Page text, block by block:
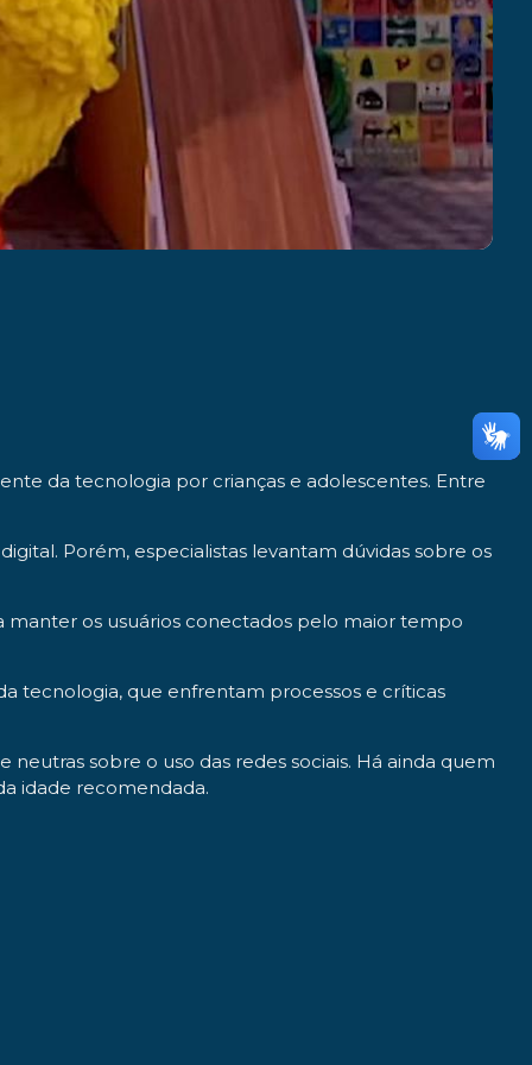
da tecnologia por crianças e adolescentes. Entre
Porém, especialistas levantam dúvidas sobre os
manter os usuários conectados pelo maior tempo
tecnologia, que enfrentam processos e críticas
sobre o uso das redes sociais. Há ainda quem
idade recomendada.